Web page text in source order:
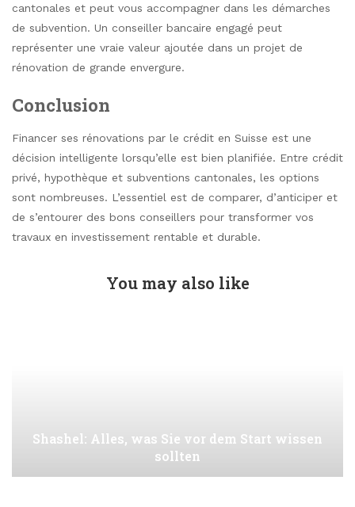
cantonales et peut vous accompagner dans les démarches
de subvention. Un conseiller bancaire engagé peut
représenter une vraie valeur ajoutée dans un projet de
rénovation de grande envergure.
Conclusion
Financer ses rénovations par le crédit en Suisse est une
décision intelligente lorsqu’elle est bien planifiée. Entre crédit
privé, hypothèque et subventions cantonales, les options
sont nombreuses. L’essentiel est de comparer, d’anticiper et
de s’entourer des bons conseillers pour transformer vos
travaux en investissement rentable et durable.
You may also like
Shashel: Alles, was Sie vor dem Start wissen
sollten